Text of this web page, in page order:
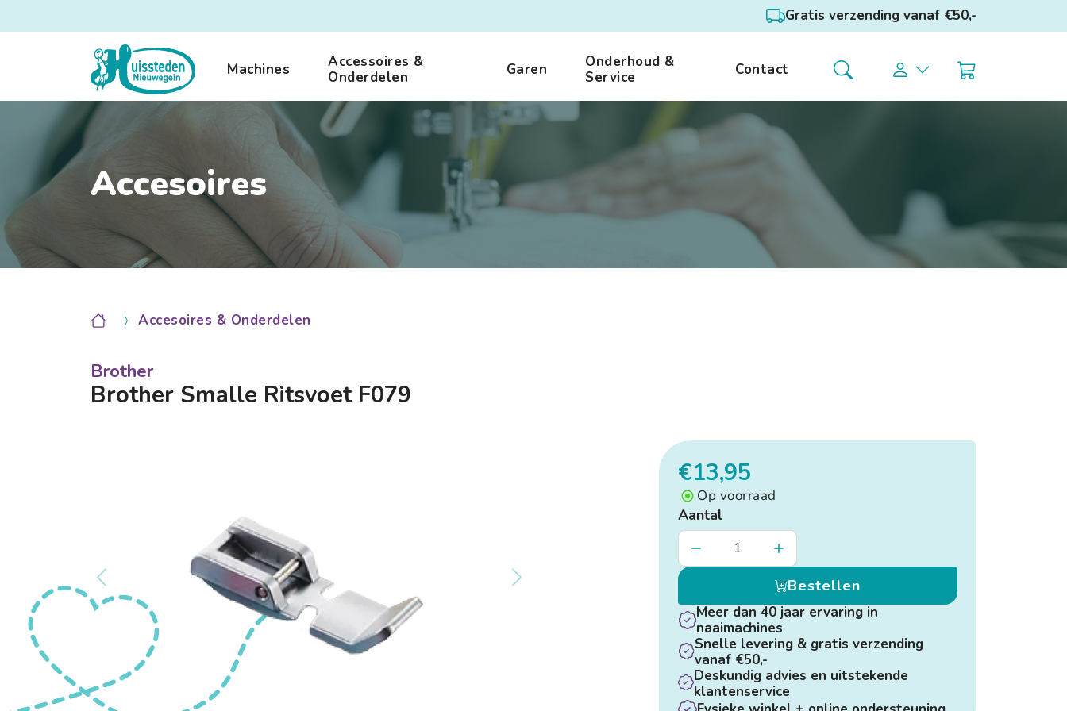
Gratis verzending vanaf €50,-
Machines
Accessoires &
Onderdelen
Garen
Onderhoud &
Service
Contact
Accesoires
Accesoires & Onderdelen
Brother
Brother Smalle Ritsvoet F079
€13,95
Op voorraad
Aantal
Bestellen
Meer dan 40 jaar ervaring in
naaimachines
Snelle levering & gratis verzending
vanaf €50,-
Deskundig advies en uitstekende
klantenservice